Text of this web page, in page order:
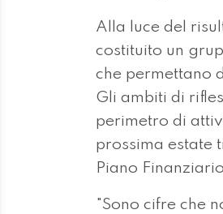
Alla luce del
costituito un
che permettano
Gli ambiti di
perimetro di
prossima estate
Piano
"Sono cifre che